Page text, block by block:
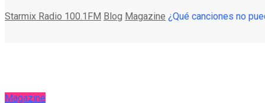
Starmix Radio 100.1FM Blog Magazine ¿Qué canciones no
Magazine